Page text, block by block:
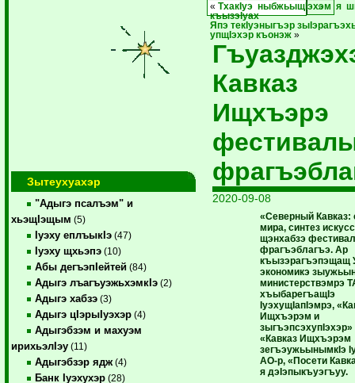
Зытеухуахэр
"Адыгэ псалъэм" и
хьэщIэщым (5)
Iуэху еплъыкIэ (47)
Iуэху щхьэпэ (10)
Абы дегъэпIейтей (84)
Адыгэ лъагъуэжьхэмкIэ (2)
Адыгэ хабзэ (3)
Адыгэ цIэрыIуэхэр (4)
Адыгэбзэм и махуэм
ирихьэлIэу (11)
Адыгэбзэр ядж (4)
Банк Iуэхухэр (28)
«ТхакIуэ ныбжьыщIэхэм я
къызэIуах
Япэ текIуэныгъэр
упщIэхэр къонэж »
Кавказ
Ищхъэрэ
2020-09-08
«Северный Кавказ:
мира, синтез
щэнхабзэ
фрагъэблагъэ. Ар
къызэрагъэпэщащ
экономикэ
министерствэмрэ
хъыбарегъащIэ
IуэхущIапIэмрэ,
Ищхъэрэм и
«Кавказ Ищхъэрэм
зегъэужьынымкIэ
АО-р, «Посети
я дэIэпыкъуэгъуу.